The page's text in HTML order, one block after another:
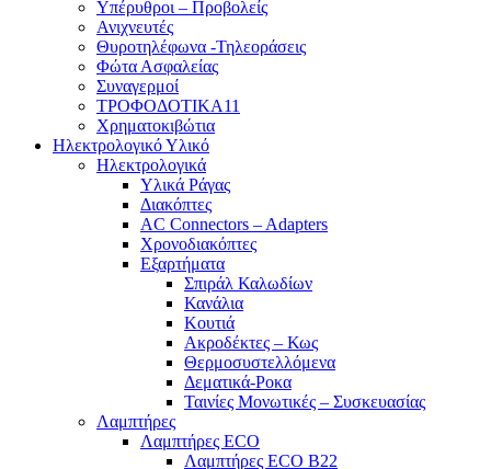
Υπέρυθροι – Προβολείς
Ανιχνευτές
Θυροτηλέφωνα -Τηλεοράσεις
Φώτα Ασφαλείας
Συναγερμοί
ΤΡΟΦΟΔΟΤΙΚΑ11
Χρηματοκιβώτια
Ηλεκτρολογικό Υλικό
Ηλεκτρολογικά
Υλικά Ράγας
Διακόπτες
AC Connectors – Adapters
Χρονοδιακόπτες
Εξαρτήματα
Σπιράλ Καλωδίων
Κανάλια
Κουτιά
Ακροδέκτες – Κως
Θερμοσυστελλόμενα
Δεματικά-Ροκα
Ταινίες Μονωτικές – Συσκευασίας
Λαμπτήρες
Λαμπτήρες ECO
Λαμπτήρες ECO B22